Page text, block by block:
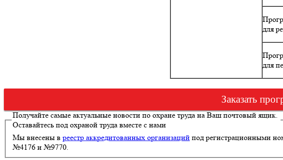
для
для
Заказать
Получайте самые актуальные новости по охране труда на Ваш почтовый ящик.
Оставайтесь под охраной труда вместе с нами
Мы внесены в реестр аккредитованных организаций под регистрационными
№4176 и №9770.